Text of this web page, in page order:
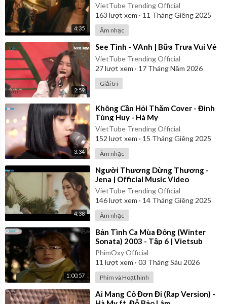
4:35
VietTube Trending Official
163 lượt xem · 11 Tháng Giêng 2025
Âm nhạc
2:59
⁣See Tình - VAnh | Bữa Trưa Vui Vẻ
VietTube Trending Official
27lượt xem · 17 Tháng Năm 2026
Giải trí
3:34
⁣Không Cần Hỏi Thăm Cover - Đinh
Tùng Huy - Hà My
VietTube Trending Official
152 lượt xem · 15 Tháng Giêng 2025
Âm nhạc
4:38
⁣Người Thương Dừng Thương -
Jena | Official Music Video
VietTube Trending Official
146lượt xem · 14 Tháng Giêng 2025
Âm nhạc
1:00:57
⁣Bản Tình Ca Mùa Đông (Winter
Sonata) 2003 - Tập 6 | Vietsub
PhimOxy Official
11 lượt xem · 03 Tháng Sáu 2026
Phim và Hoạt hình
⁣Ai Mang Cô Đơn Đi (Rap Version) -